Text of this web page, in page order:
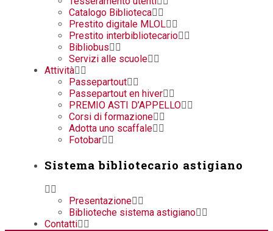
Catalogo Biblioteca
Prestito digitale MLOL
Prestito interbibliotecario
Bibliobus
Servizi alle scuole
Attività
Passepartout
Passepartout en hiver
PREMIO ASTI D’APPELLO
Corsi di formazione
Adotta uno scaffale
Fotobar
Sistema bibliotecario astigiano
Presentazione
Biblioteche sistema astigiano
Contatti